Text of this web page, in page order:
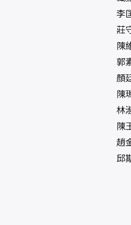
李
莊
陳
郭
顏
陳
林
陳
趙
邱